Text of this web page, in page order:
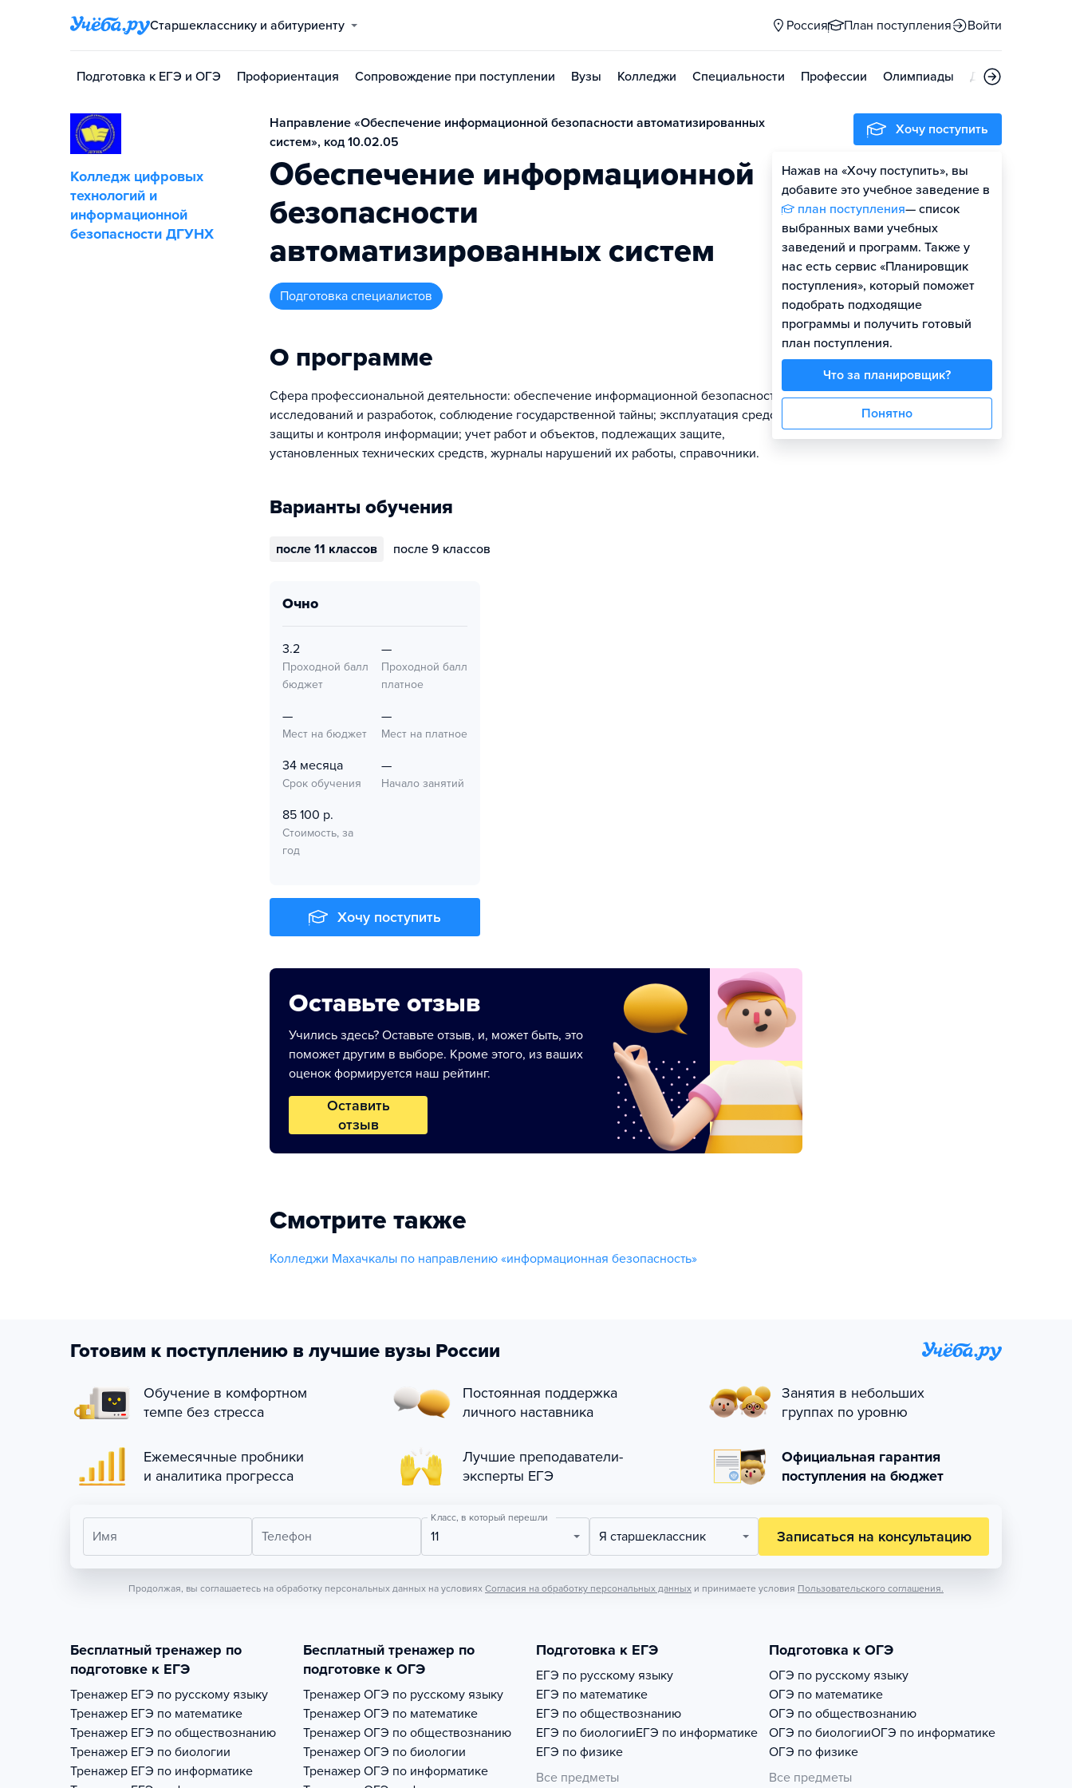
Старшекласснику и абитуриенту Россия План поступления Войти
Подготовка к ЕГЭ и ОГЭ Профориентация Сопровождение при поступлении Вузы Колледжи Специальности Профессии Олимпиады Дни открытых
Колледж цифровых
технологий и
информационной
безопасности ДГУНХ
Направление «Обеспечение информационной безопасности автоматизированных
систем», код 10.02.05
Обеспечение информационной
безопасности
автоматизированных систем
подготовка специалистов
О программе
Сфера профессиональной деятельности: обеспечение информационной безопасности
исследований и разработок, соблюдение государственной тайны; эксплуатация средств
защиты и контроля информации; учет работ и объектов, подлежащих защите,
установленных технических средств, журналы нарушений их работы, справочники.
Варианты обучения
после 11 классов после 9 классов
очно
3.2
Проходной балл
бюджет
—
Проходной балл
платное
—
Мест на бюджет
—
Мест на платное
34 месяца
Срок обучения
—
Начало занятий
85 100 р.
Стоимость, за
год
Хочу поступить
Оставьте отзыв
Учились здесь? Оставьте отзыв, и, может быть, это
поможет другим в выборе. Кроме этого, из ваших
оценок формируется наш рейтинг.
Оставить
отзыв
Смотрите также
Колледжи Махачкалы по направлению «информационная безопасность»
Хочу поступить
Нажав на «Хочу поступить», вы
добавите это учебное заведение в
план поступления— список
выбранных вами учебных
заведений и программ. Также у
нас есть сервис «Планировщик
поступления», который поможет
подобрать подходящие
программы и получить готовый
план поступления.
Что за планировщик?
Понятно
Готовим к поступлению в лучшие вузы России
Обучение в комфортном
темпе без стресса
Постоянная поддержка
личного наставника
Занятия в небольших
группах по уровню
Ежемесячные пробники
и аналитика прогресса
Лучшие преподаватели-
эксперты ЕГЭ
Официальная гарантия
поступления на бюджет
Имя Телефон
Класс, в который перешли
11 Я старшеклассник Записаться на консультацию
Продолжая, вы соглашаетесь на обработку персональных данных на условиях Согласия на обработку персональных данных и принимаете условия Пользовательского соглашения.
Бесплатный тренажер по
подготовке к ЕГЭ
Тренажер ЕГЭ по русскому языку
Тренажер ЕГЭ по математике
Тренажер ЕГЭ по обществознанию
Тренажер ЕГЭ по биологии
Тренажер ЕГЭ по информатике
Бесплатный тренажер по
подготовке к ОГЭ
Тренажер ОГЭ по русскому языку
Тренажер ОГЭ по математике
Тренажер ОГЭ по обществознанию
Тренажер ОГЭ по биологии
Тренажер ОГЭ по информатике
Подготовка к ЕГЭ
ЕГЭ по русскому языку
ЕГЭ по математике
ЕГЭ по обществознанию
ЕГЭ по биологииЕГЭ по информатике
ЕГЭ по физике
Все предметы
Подготовка к ОГЭ
ОГЭ по русскому языку
ОГЭ по математике
ОГЭ по обществознанию
ОГЭ по биологииОГЭ по информатике
ОГЭ по физике
Все предметы